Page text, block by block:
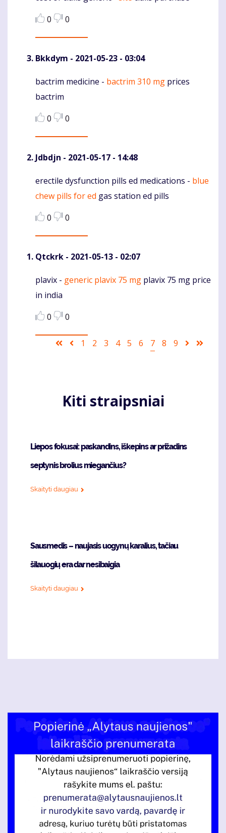
0
0
Bkkdym - 2021-05-23 - 03:04
Komentaras
bactrim medicine - bactrim 310 mg prices
bactrim
0
0
Jdbdjn - 2021-05-17 - 14:48
Komentaras
erectile dysfunction pills ed medications - blue
chew pills for ed gas station ed pills
0
0
Qtckrk - 2021-05-13 - 02:07
Komentaras
plavix - generic plavix 75 mg plavix 75 mg price
in india
0
0
Pagination
First Ankstesnis
Puslapis
1 Puslapis
2 Puslapis
3 Puslapis
4 Puslapis
5 Puslapis
6
Current
7 Puslapis
8 Puslapis
9
Sekantis
Kiti straipsniai
Liepos fokusai: paskandins, iškepins ar prižadins
septynis brolius miegančius?
Skaityti daugiau
Sausmedis – naujasis uogynų karalius, tačiau
šilauogių era dar nesibaigia
Skaityti daugiau